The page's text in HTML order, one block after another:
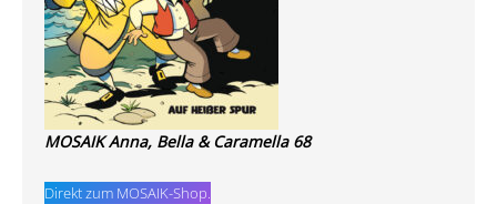
MOSAIK Anna, Bella & Caramella 68
Direkt zum MOSAIK-Shop.